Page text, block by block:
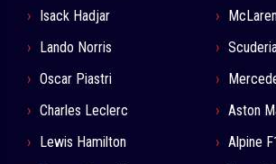
Isack Hadjar
Lando Norris
Oscar Piastri
Charles Leclerc
Lewis Hamilton
Aston
Alpine